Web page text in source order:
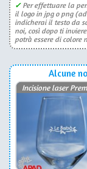
✓Per effettuare la
il logo in jpg o png
indicherai il testo da
noi, così dopo ti
potrà essere di colore
Alcune
Incisione laser